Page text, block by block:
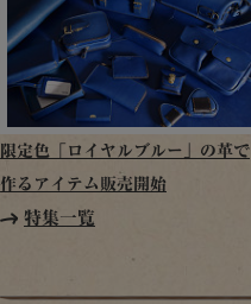
限定色「ロイヤルブルー」の革で
作るアイテム販売開始
特集一覧